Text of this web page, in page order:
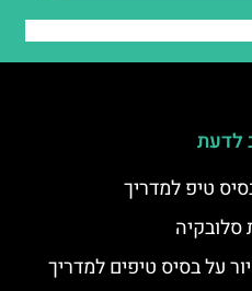
לדעת
טיפ למדריך
סלובקיה
על בסיס טיפים למדריך